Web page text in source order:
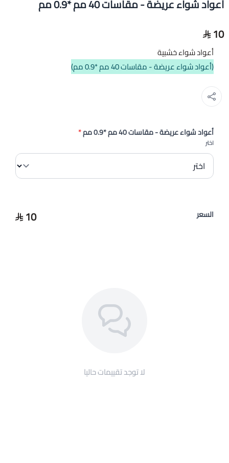
أعواد شواء عريضة - مقاسات 40 مم *0.9 مم
10
أعواد شواء خشبية
(أعواد شواء عريضة - مقاسات 40 مم *0.9 مم)
أعواد شواء عريضة - مقاسات 40 مم *0.9 مم *
اختر
السعر 10
لا توجد تقييمات حاليا